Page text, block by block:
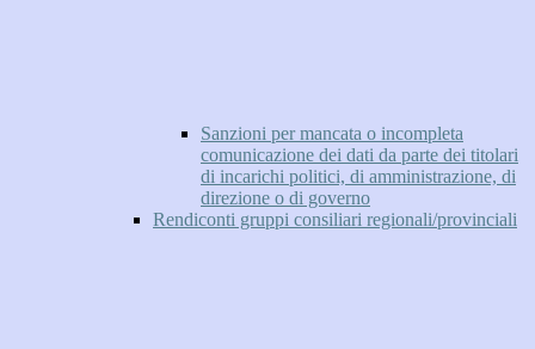
Sanzioni per mancata o incompleta
comunicazione dei dati da parte dei titolari
di incarichi politici, di amministrazione, di
direzione o di governo
Rendiconti gruppi consiliari regionali/provinciali